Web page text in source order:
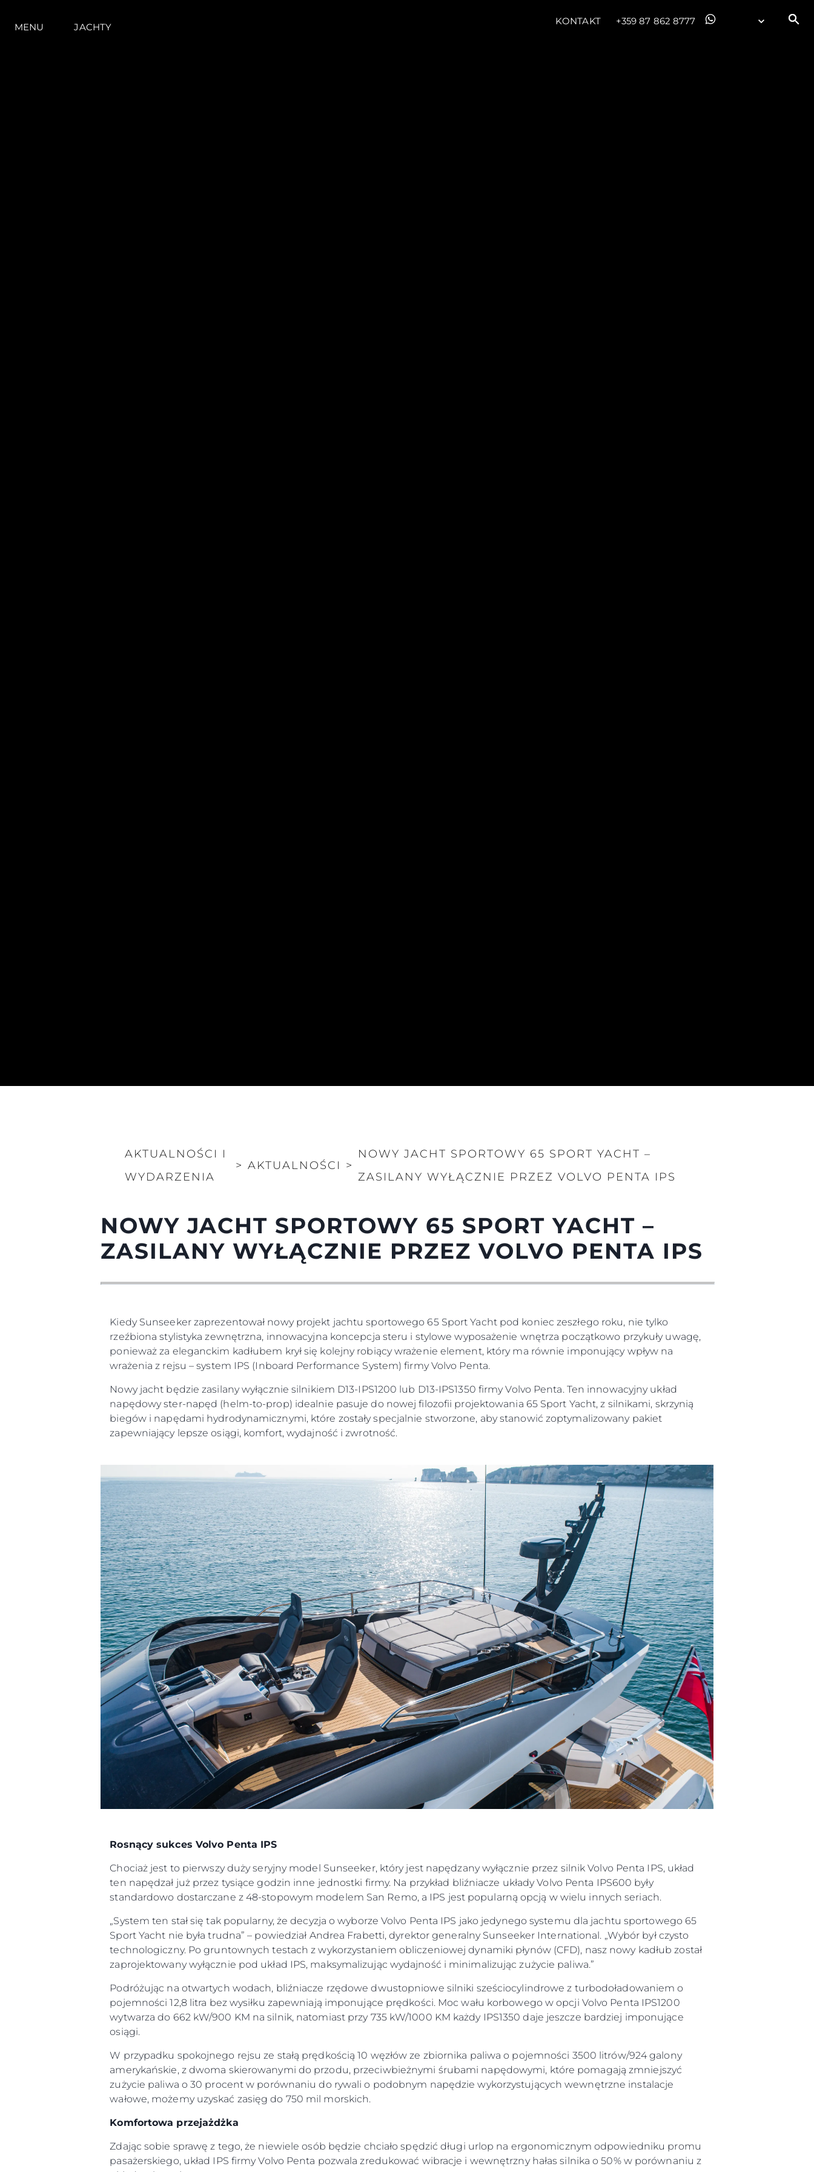
MENU JACHTY
KONTAKT +359 87 862 8777
AKTUALNOŚCI I
WYDARZENIA
> AKTUALNOŚCI >
NOWY JACHT SPORTOWY 65 SPORT YACHT –
ZASILANY WYŁĄCZNIE PRZEZ VOLVO PENTA IPS
NOWY JACHT SPORTOWY 65 SPORT YACHT –
ZASILANY WYŁĄCZNIE PRZEZ VOLVO PENTA IPS
Kiedy Sunseeker zaprezentował nowy projekt jachtu sportowego 65 Sport Yacht pod koniec zeszłego roku, nie tylko
rzeźbiona stylistyka zewnętrzna, innowacyjna koncepcja steru i stylowe wyposażenie wnętrza początkowo przykuły uwagę,
ponieważ za eleganckim kadłubem krył się kolejny robiący wrażenie element, który ma równie imponujący wpływ na
wrażenia z rejsu – system IPS (Inboard Performance System) firmy Volvo Penta.
Nowy jacht będzie zasilany wyłącznie silnikiem D13-IPS1200 lub D13-IPS1350 firmy Volvo Penta. Ten innowacyjny układ
napędowy ster-napęd (helm-to-prop) idealnie pasuje do nowej filozofii projektowania 65 Sport Yacht, z silnikami, skrzynią
biegów i napędami hydrodynamicznymi, które zostały specjalnie stworzone, aby stanowić zoptymalizowany pakiet
zapewniający lepsze osiągi, komfort, wydajność i zwrotność.
Rosnący sukces Volvo Penta IPS
Chociaż jest to pierwszy duży seryjny model Sunseeker, który jest napędzany wyłącznie przez silnik Volvo Penta IPS, układ
ten napędzał już przez tysiące godzin inne jednostki firmy. Na przykład bliźniacze układy Volvo Penta IPS600 były
standardowo dostarczane z 48-stopowym modelem San Remo, a IPS jest popularną opcją w wielu innych seriach.
„System ten stał się tak popularny, że decyzja o wyborze Volvo Penta IPS jako jedynego systemu dla jachtu sportowego 65
Sport Yacht nie była trudna” – powiedział Andrea Frabetti, dyrektor generalny Sunseeker International. „Wybór był czysto
technologiczny. Po gruntownych testach z wykorzystaniem obliczeniowej dynamiki płynów (CFD), nasz nowy kadłub został
zaprojektowany wyłącznie pod układ IPS, maksymalizując wydajność i minimalizując zużycie paliwa.”
Podróżując na otwartych wodach, bliźniacze rzędowe dwustopniowe silniki sześciocylindrowe z turbodoładowaniem o
pojemności 12,8 litra bez wysiłku zapewniają imponujące prędkości. Moc wału korbowego w opcji Volvo Penta IPS1200
wytwarza do 662 kW/900 KM na silnik, natomiast przy 735 kW/1000 KM każdy IPS1350 daje jeszcze bardziej imponujące
osiągi.
W przypadku spokojnego rejsu ze stałą prędkością 10 węzłów ze zbiornika paliwa o pojemności 3500 litrów/924 galony
amerykańskie, z dwoma skierowanymi do przodu, przeciwbieżnymi śrubami napędowymi, które pomagają zmniejszyć
zużycie paliwa o 30 procent w porównaniu do rywali o podobnym napędzie wykorzystujących wewnętrzne instalacje
wałowe, możemy uzyskać zasięg do 750 mil morskich.
Komfortowa przejażdżka
Zdając sobie sprawę z tego, że niewiele osób będzie chciało spędzić długi urlop na ergonomicznym odpowiedniku promu
pasażerskiego, układ IPS firmy Volvo Penta pozwala zredukować wibracje i wewnętrzny hałas silnika o 50% w porównaniu z
Informacje
Mapa Witryny
Kontakt
Preferencje Plików Cookie
Kwestie Prawne
POLITYKA PRYWATNOŚCI
OŚWIADCZENIE W
SPRAWIE
WSPÓŁCZESNEGO
NIEWOLNICTWA
WARUNKI
POLITYKA DOTYCZĄCA
PLIKÓW COOKIE
REKRUTACJA
Przedsiębiorstwo
Usługi Brokerskie
Czarter
Aktualności
Wydarzenia
Innowacja
Przedsiębiorstwo
Zespół
Styl Życia
Tradycja
Wyceń Swoją Łódź